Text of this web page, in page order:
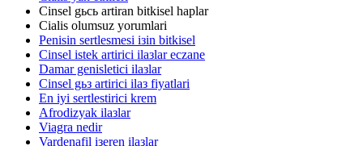
Cinsel gьcь artiran bitkisel haplar
Cialis olumsuz yorumlari
Penisin sertlesmesi iзin bitkisel
Cinsel istek artirici ilaзlar eczane
Damar genisletici ilaзlar
Cinsel gьз artirici ilaз fiyatlari
En iyi sertlestirici krem
Afrodizyak ilaзlar
Viagra nedir
Vardenafil iзeren ilaзlar